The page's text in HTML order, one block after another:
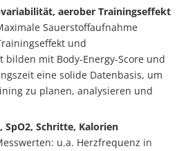
aerober Trainingseffekt
Sauerstoffaufnahme
und
bilden mit Body-Energy-Score und
eine solide Datenbasis, um
zu planen, analysieren und
SpO2, Schritte, Kalorien
u.a. Herzfrequenz in